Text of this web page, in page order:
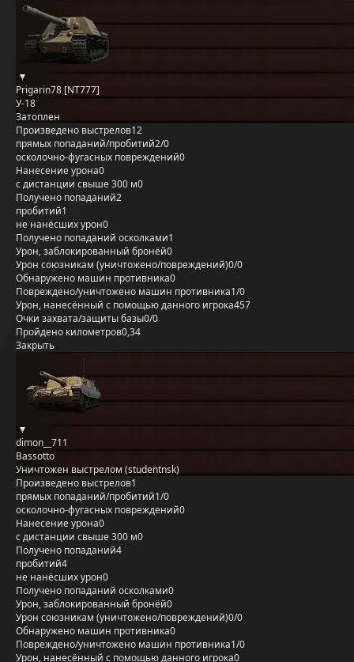
Prigarin78 [NT777]
У-18
Затоплен
Произведено выстрелов12
прямых попаданий/пробитий2/0
осколочно-фугасных повреждений0
Нанесение урона0
с дистанции свыше 300 м0
Получено попаданий2
пробитий1
не нанёсших урон0
Получено попаданий осколками1
Урон, заблокированный бронёй0
Урон союзникам (уничтожено/повреждений)0/0
Обнаружено машин противника0
Повреждено/уничтожено машин противника1/0
Урон, нанесённый с помощью данного игрока457
Очки захвата/защиты базы0/0
Пройдено километров0,34
Закрыть
dimon__711
Bassotto
Уничтожен выстрелом (studentnsk)
Произведено выстрелов1
прямых попаданий/пробитий1/0
осколочно-фугасных повреждений0
Нанесение урона0
с дистанции свыше 300 м0
Получено попаданий4
пробитий4
не нанёсших урон0
Получено попаданий осколками0
Урон, заблокированный бронёй0
Урон союзникам (уничтожено/повреждений)0/0
Обнаружено машин противника0
Повреждено/уничтожено машин противника1/0
Урон, нанесённый с помощью данного игрока0